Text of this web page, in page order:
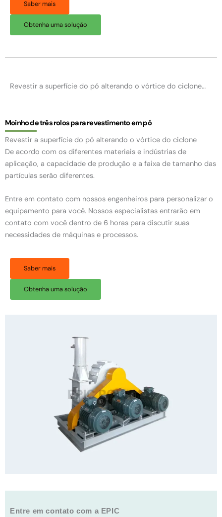
Saber mais
Obtenha uma solução
Revestir a superfície do pó alterando o vórtice do ciclone…
Moinho de três rolos para revestimento em pó
Revestir a superfície do pó alterando o vórtice do ciclone
De acordo com os diferentes materiais e indústrias de
aplicação, a capacidade de produção e a faixa de tamanho das
partículas serão diferentes.
Entre em contato com nossos engenheiros para personalizar o
equipamento para você. Nossos especialistas entrarão em
contato com você dentro de 6 horas para discutir suas
necessidades de máquinas e processos.
Saber mais
Obtenha uma solução
Entre em contato com a EPIC